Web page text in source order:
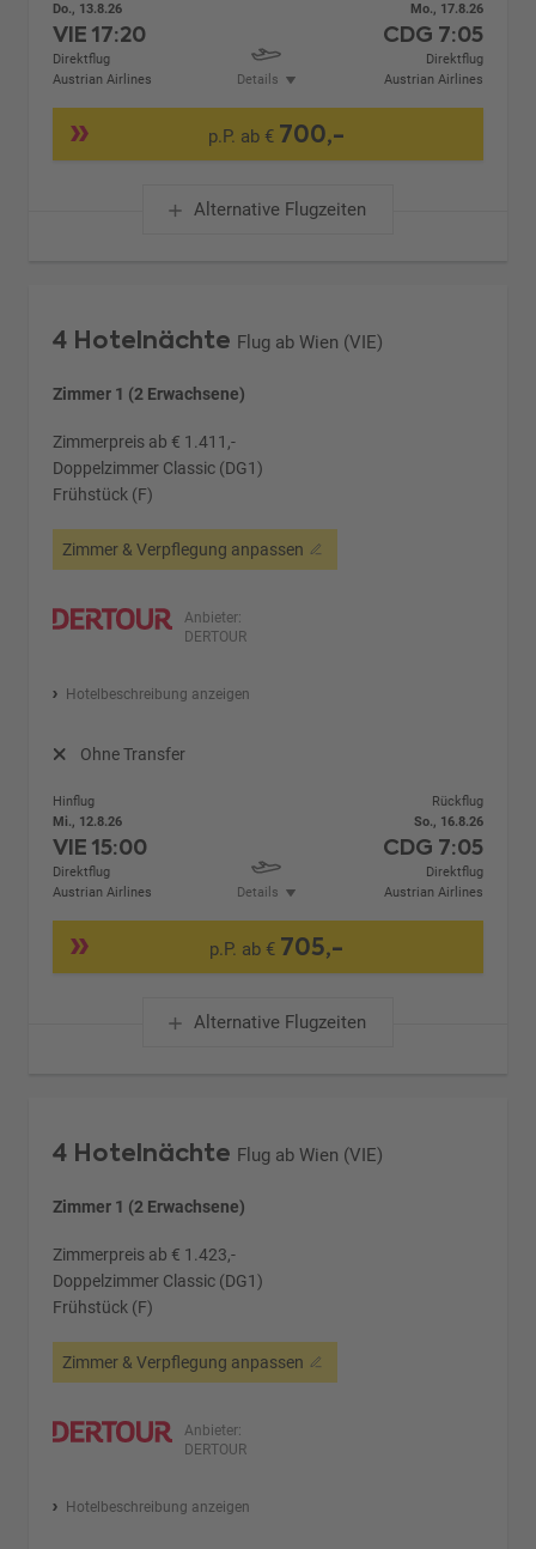
Do., 13.8.26
VIE17:20
Direktflug
Austrian Airlines
Details
Mo., 17.8.26
CDG 7:05
Direktflug
Austrian Airlines
p.P. ab € 700,-
Alternative Flugzeiten
4 Hotelnächte Flug ab Wien (VIE)
Zimmer 1 (2 Erwachsene)
Zimmerpreis ab € 1.411,-
Doppelzimmer Classic (DG1)
Frühstück (F)
Zimmer & Verpflegung anpassen
Anbieter:
DERTOUR
Hotelbeschreibung anzeigen
Ohne Transfer
Hinflug
Mi., 12.8.26
VIE15:00
Direktflug
Austrian Airlines
Details
Rückflug
So., 16.8.26
CDG 7:05
Direktflug
Austrian Airlines
p.P. ab € 705,-
Alternative Flugzeiten
4 Hotelnächte Flug ab Wien (VIE)
Zimmer 1 (2 Erwachsene)
Zimmerpreis ab € 1.423,-
Doppelzimmer Classic (DG1)
Frühstück (F)
Zimmer & Verpflegung anpassen
Anbieter:
DERTOUR
Hotelbeschreibung anzeigen